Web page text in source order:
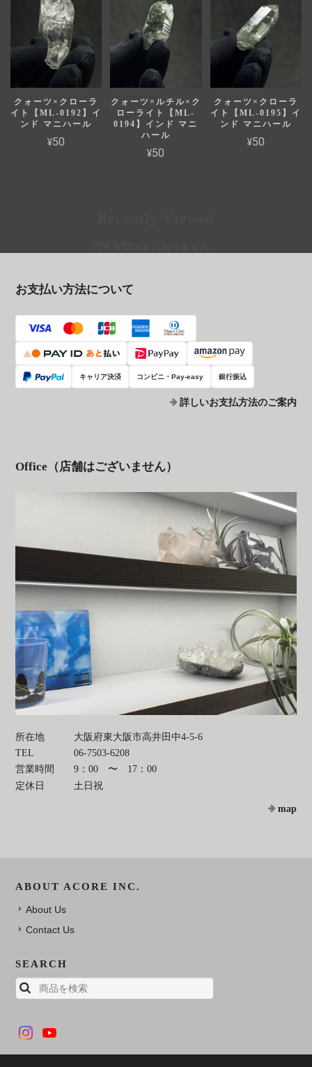
クォーツ×クローラ
イト【ML-0192】イ
ンド マニハール
¥50
クォーツ×ルチル×ク
ローライト【ML-
0194】インド マニ
ハール
¥50
クォーツ×クローラ
イト【ML-0195】イ
ンド マニハール
¥50
お支払い方法について
キャリア決済 コンビニ・Pay-easy 銀行振込
詳しいお支払方法のご案内
Office（店舗はございません）
所在地
大阪府東大阪市高井田中4-5-6
TEL
06-7503-6208
営業時間
9：00 〜 17：00
定休日
土日祝
map
ABOUT ACORE INC.
About Us
Contact Us
SEARCH